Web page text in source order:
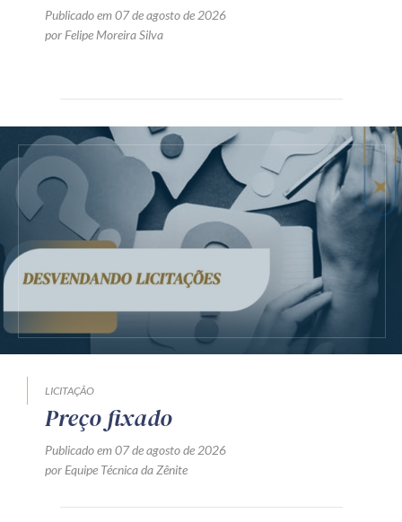
Publicado em 07 de agosto de 2026
por Felipe Moreira Silva
LICITAÇÃO
Preço fixado
Publicado em 07 de agosto de 2026
por Equipe Técnica da Zênite